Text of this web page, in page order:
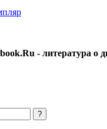
- литература о
?